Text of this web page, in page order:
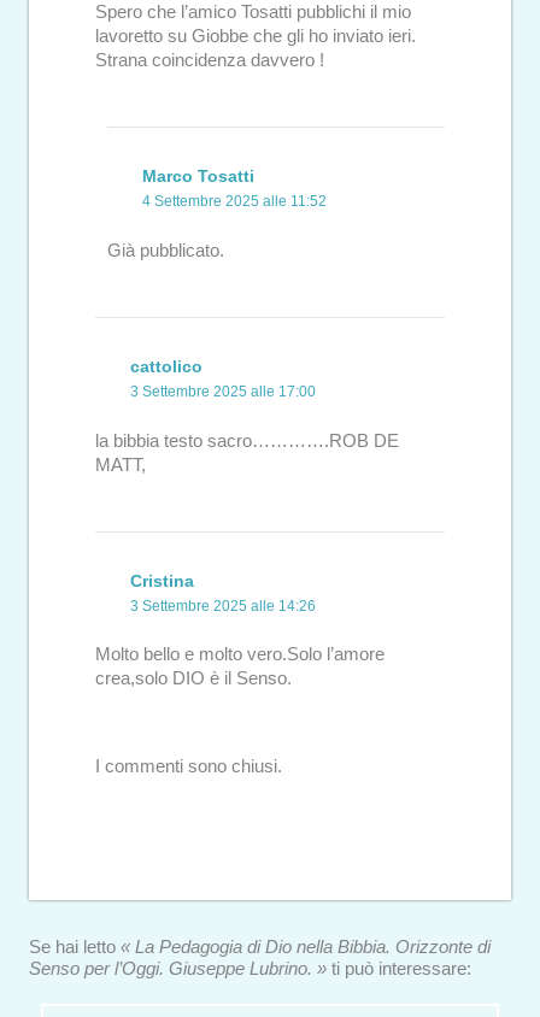
Spero che l’amico Tosatti pubblichi il mio
lavoretto su Giobbe che gli ho inviato ieri.
Strana coincidenza davvero !
Marco Tosatti
4 Settembre 2025 alle 11:52
Già pubblicato.
cattolico
3 Settembre 2025 alle 17:00
la bibbia testo sacro………….ROB DE
MATT,
Cristina
3 Settembre 2025 alle 14:26
Molto bello e molto vero.Solo l’amore
crea,solo DIO è il Senso.
I commenti sono chiusi.
Se hai letto « La Pedagogia di Dio nella Bibbia. Orizzonte di
Senso per l’Oggi. Giuseppe Lubrino. » ti può interessare: